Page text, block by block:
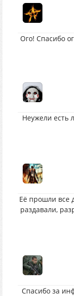
Ого! Спасибо
Неужели есть
Её прошли все
раздавали,
Спасибо за